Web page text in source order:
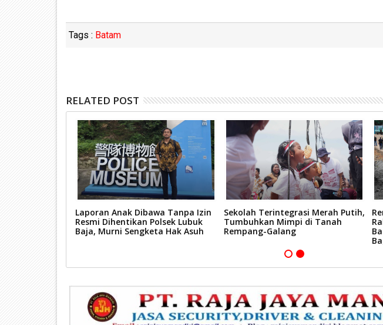
Tags : Batam
RELATED POST
Laporan Anak Dibawa Tanpa Izin
Resmi Dihentikan Polsek Lubuk
Baja, Murni Sengketa Hak Asuh
Sekolah Terintegrasi Merah Putih,
Tumbuhkan Mimpi di Tanah
Rempang-Galang